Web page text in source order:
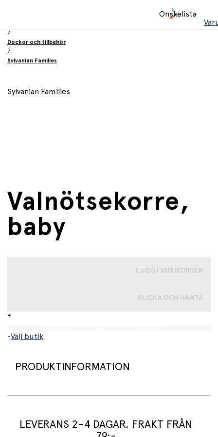
Önskelista
/
Dockor och tillbehör
/
Sylvanian Families
Sylvanian Families
Valnötsekorre,
baby
LÄGG I VARUKORGEN
KLICKA OCH HÄMTA
-Välj butik
PRODUKTINFORMATION
Babyvalnötskärnor från Sylvanian Families. Figuren
Om familjen Walnut i Sylvanian Familys:
LEVERANS 2–4 DAGAR. FRAKT FRÅN